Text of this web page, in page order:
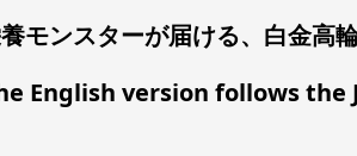
モンスターが届ける、白金高
English version follows the